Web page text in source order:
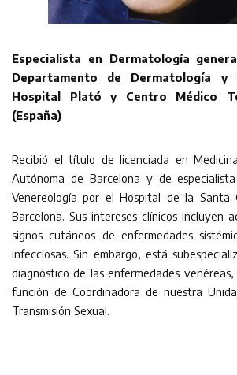
Especialista en Dermatología
Departamento de Dermatología y
Hospital Plató y Centro Médico
(España)
Recibió el título de licenciada en
Autónoma de Barcelona y de
Venereología por el Hospital de la
Barcelona. Sus intereses clínicos incluyen
signos cutáneos de enfermedades
infecciosas. Sin embargo, está
diagnóstico de las enfermedades
función de Coordinadora de nuestra
Transmisión Sexual.